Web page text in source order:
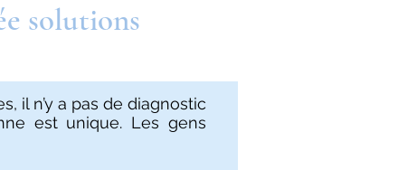
solutions
il n’y a pas de diagnostic
est unique. Les gens